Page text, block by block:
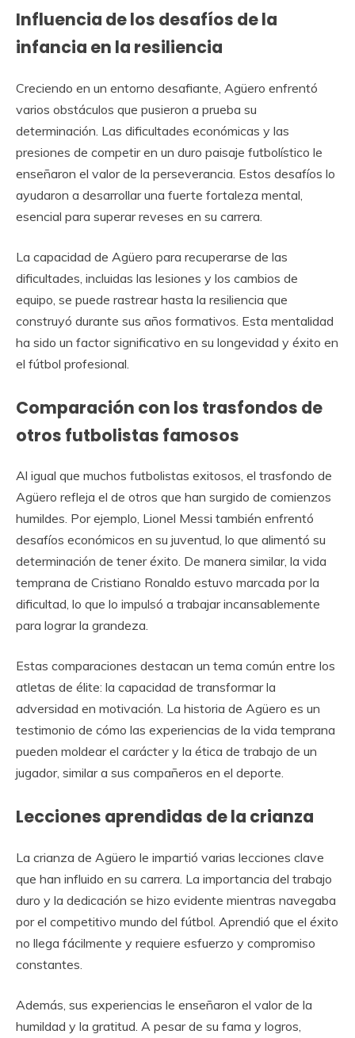
Influencia de los desafíos de la
infancia en la resiliencia
Creciendo en un entorno desafiante, Agüero enfrentó
varios obstáculos que pusieron a prueba su
determinación. Las dificultades económicas y las
presiones de competir en un duro paisaje futbolístico le
enseñaron el valor de la perseverancia. Estos desafíos lo
ayudaron a desarrollar una fuerte fortaleza mental,
esencial para superar reveses en su carrera.
La capacidad de Agüero para recuperarse de las
dificultades, incluidas las lesiones y los cambios de
equipo, se puede rastrear hasta la resiliencia que
construyó durante sus años formativos. Esta mentalidad
ha sido un factor significativo en su longevidad y éxito en
el fútbol profesional.
Comparación con los trasfondos de
otros futbolistas famosos
Al igual que muchos futbolistas exitosos, el trasfondo de
Agüero refleja el de otros que han surgido de comienzos
humildes. Por ejemplo, Lionel Messi también enfrentó
desafíos económicos en su juventud, lo que alimentó su
determinación de tener éxito. De manera similar, la vida
temprana de Cristiano Ronaldo estuvo marcada por la
dificultad, lo que lo impulsó a trabajar incansablemente
para lograr la grandeza.
Estas comparaciones destacan un tema común entre los
atletas de élite: la capacidad de transformar la
adversidad en motivación. La historia de Agüero es un
testimonio de cómo las experiencias de la vida temprana
pueden moldear el carácter y la ética de trabajo de un
jugador, similar a sus compañeros en el deporte.
Lecciones aprendidas de la crianza
La crianza de Agüero le impartió varias lecciones clave
que han influido en su carrera. La importancia del trabajo
duro y la dedicación se hizo evidente mientras navegaba
por el competitivo mundo del fútbol. Aprendió que el éxito
no llega fácilmente y requiere esfuerzo y compromiso
constantes.
Además, sus experiencias le enseñaron el valor de la
humildad y la gratitud. A pesar de su fama y logros,